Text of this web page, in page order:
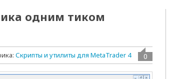
одним тиком
0
Скрипты и утилиты для MetaTrader 4